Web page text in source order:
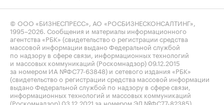
© ООО «БИЗНЕСПРЕСС», АО «РОСБИЗНЕСКОНСАЛТИНГ»,
1995–2026 . Сообщения и материалы информационного
агентства «РБК» (свидетельство о регистрации средства
массовой информации выдано Федеральной службой
по надзору в сфере связи, информационных технологий
и массовых коммуникаций (Роскомнадзор) 09.12.2015
за номером ИА №ФС77-63848) и сетевого издания «РБК»
(свидетельство о регистрации средства массовой информации
выдано Федеральной службой по надзору в сфере связи,
информационных технологий и массовых коммуникаций
(Роскомнадзор) 03.12.2021 за номером ЭЛ №ФС77-82385)